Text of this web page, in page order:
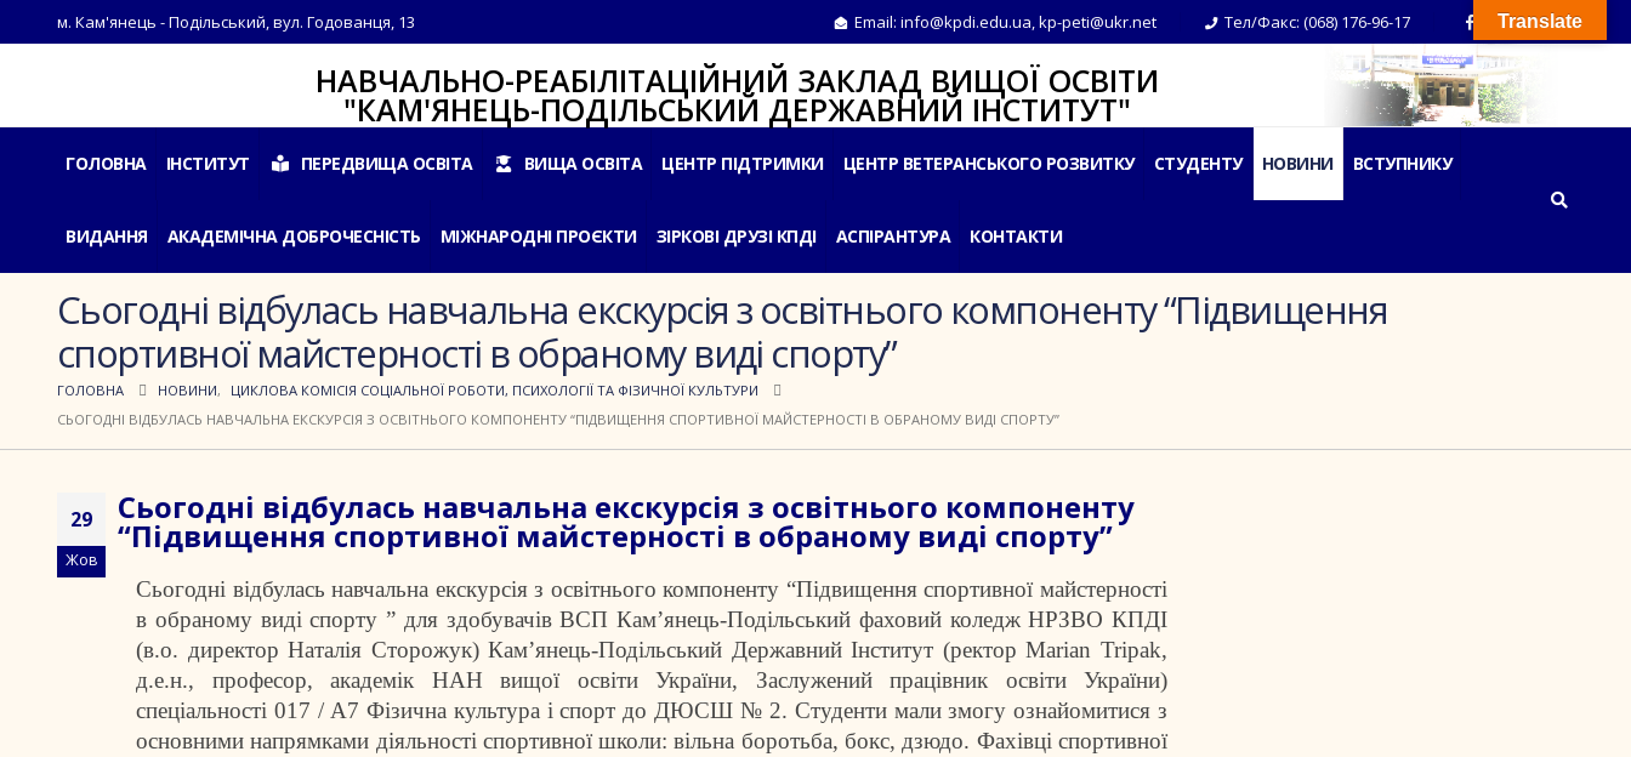
м. Кам'янець - Подільський, вул. Годованця, 13 Email: info@kpdi.edu.ua,kp-peti@ukr.net Тел/Факс: (068) 176-96-17
НАВЧАЛЬНО-РЕАБІЛІТАЦІЙНИЙ ЗАКЛАД ВИЩОЇ ОСВІТИ
"КАМ'ЯНЕЦЬ-ПОДІЛЬСЬКИЙ ДЕРЖАВНИЙ ІНСТИТУТ"
ГОЛОВНА ІНСТИТУТ ПЕРЕДВИЩА ОСВІТА ВИЩА ОСВІТА ЦЕНТР ПІДТРИМКИ ЦЕНТР ВЕТЕРАНСЬКОГО РОЗВИТКУ СТУДЕНТУ НОВИНИ ВСТУПНИКУ
ВИДАННЯ АКАДЕМІЧНА ДОБРОЧЕСНІСТЬ МІЖНАРОДНІ ПРОЄКТИ ЗІРКОВІ ДРУЗІ КПДІ АСПІРАНТУРА КОНТАКТИ
Сьогодні відбулась навчальна екскурсія з освітнього компоненту “Підвищення
спортивної майстерності в обраному виді спорту”
ГОЛОВНА НОВИНИ,
ЦИКЛОВА КОМІСІЯ СОЦІАЛЬНОЇ РОБОТИ, ПСИХОЛОГІЇ ТА ФІЗИЧНОЇ КУЛЬТУРИ
СЬОГОДНІ ВІДБУЛАСЬ НАВЧАЛЬНА ЕКСКУРСІЯ З ОСВІТНЬОГО КОМПОНЕНТУ “ПІДВИЩЕННЯ СПОРТИВНОЇ МАЙСТЕРНОСТІ В ОБРАНОМУ ВИДІ СПОРТУ”
29
Жов
Сьогодні відбулась навчальна екскурсія з освітнього компоненту
“Підвищення спортивної майстерності в обраному виді спорту”
Сьогодні відбулась навчальна екскурсія з освітнього компоненту “Підвищення спортивної майстерності
в обраному виді спорту ” для здобувачів ВСП Кам’янець-Подільський фаховий коледж НРЗВО КПДІ
(в.о. директор Наталія Сторожук) Кам’янець-Подільський Державний Інститут (ректор Marian Tripak,
д.е.н., професор, академік НАН вищої освіти України, Заслужений працівник освіти України)
спеціальності 017 / А7 Фізична культура і спорт до ДЮСШ № 2. Студенти мали змогу ознайомитися з
основними напрямками діяльності спортивної школи: вільна боротьба, бокс, дзюдо. Фахівці спортивної
Translate